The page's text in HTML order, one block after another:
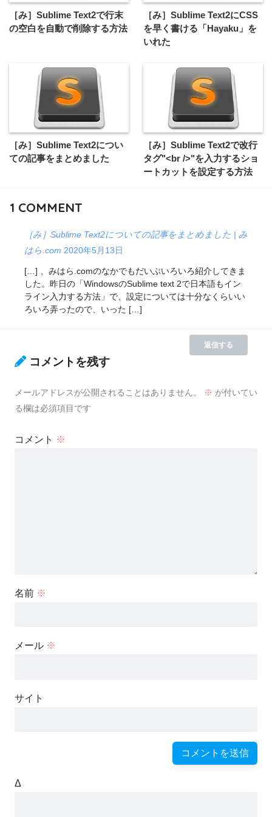
［み］Sublime Text2で行末
の空白を自動で削除する方法
［み］Sublime Text2にCSS
を早く書ける「Hayaku」を
いれた
［み］Sublime Text2につい
ての記事をまとめました
［み］Sublime Text2で改行
タグ"<br />"を入力するショ
ートカットを設定する方法
1 COMMENT
［み］Sublime Text2についての記事をまとめました | み
はら.com 2020年5月13日
[…] 、みはら.comのなかでもだいぶいろいろ紹介してきま
した。昨日の「WindowsのSublime text 2で日本語もイン
ライン入力する方法」で、設定については十分なくらいい
ろいろ弄ったので、いった […]
返信する
コメントを残す
メールアドレスが公開されることはありません。 ※ が付いてい
る欄は必須項目です
コメント ※
名前 ※
メール ※
サイト
Δ